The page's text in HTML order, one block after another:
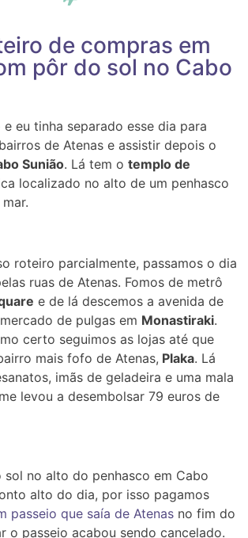
de compras em
pôr do sol no Cabo
eu tinha separado esse dia para
de Atenas e assistir depois o
Sunião. Lá tem o templo de
localizado no alto de um penhasco
roteiro parcialmente, passamos o dia
ruas de Atenas. Fomos de metrô
e de lá descemos a avenida de
de pulgas em Monastiraki.
certo seguimos as lojas até que
mais fofo de Atenas, Plaka. Lá
imãs de geladeira e uma mala
levou a desembolsar 79 euros de
no alto do penhasco em Cabo
alto do dia, por isso pagamos
passeio que saía de Atenas no fim do
o passeio acabou sendo cancelado.